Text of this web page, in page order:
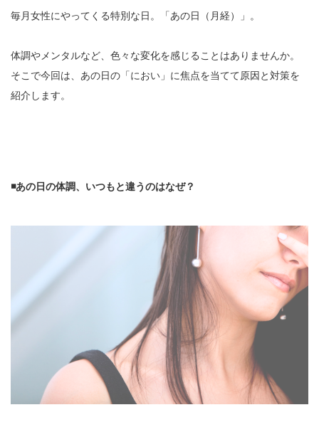
毎月女性にやってくる特別な日。「あの日（月経）」。
体調やメンタルなど、色々な変化を感じることはありませんか。
そこで今回は、あの日の「におい」に焦点を当てて原因と対策を
紹介します。
◾️あの日の体調、いつもと違うのはなぜ？